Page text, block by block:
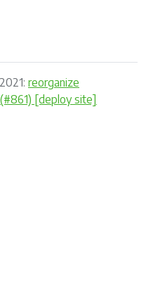
reorganize
[deploy site]